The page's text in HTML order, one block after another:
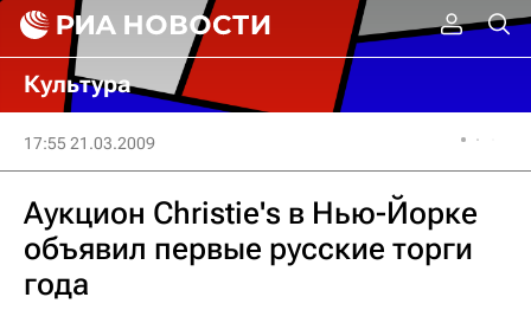
Культура
17:55 21.03.2009
Аукцион Christie's в Нью-Йорке
объявил первые русские торги
года